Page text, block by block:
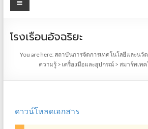
โรงเรือนอัจฉริยะ
You are here: สถาบันการจัดการเทคโนโลยีและนวั
ความรู้ > เครื่องมือและอุปกรณ์ > สมาร์ทเทค
ดาวน์โหลดเอกสาร